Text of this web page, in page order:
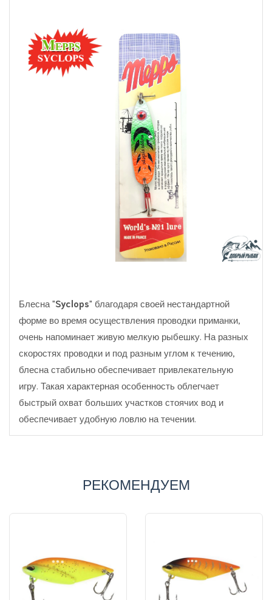
Блесна "Syclops" благодаря своей нестандартной
форме во время осуществления проводки приманки,
очень напоминает живую мелкую рыбешку. На разных
скоростях проводки и под разным углом к течению,
блесна стабильно обеспечивает привлекательную
игру. Такая характерная особенность облегчает
быстрый охват больших участков стоячих вод и
обеспечивает удобную ловлю на течении.
РЕКОМЕНДУЕМ